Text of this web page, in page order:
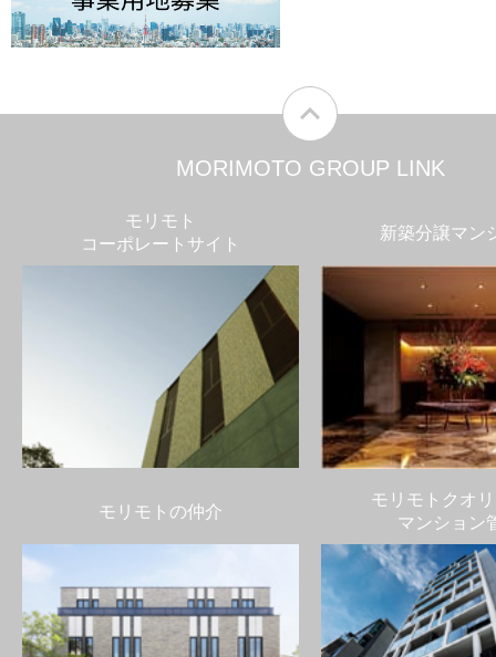
MORIMOTO GROUP LINK
モリモト
コーポレートサイト
新築分譲マン
モリモトの仲介
モリモトクオ
マンション